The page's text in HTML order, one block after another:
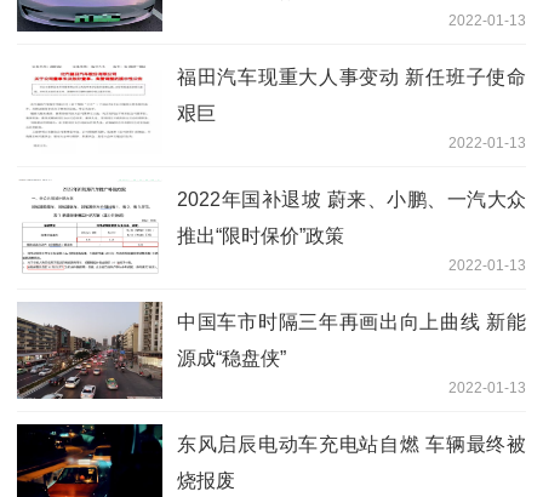
2022-01-13
福田汽车现重大人事变动 新任班子使命
艰巨
2022-01-13
2022年国补退坡 蔚来、小鹏、一汽大众
推出“限时保价”政策
2022-01-13
中国车市时隔三年再画出向上曲线 新能
源成“稳盘侠”
2022-01-13
东风启辰电动车充电站自燃 车辆最终被
烧报废